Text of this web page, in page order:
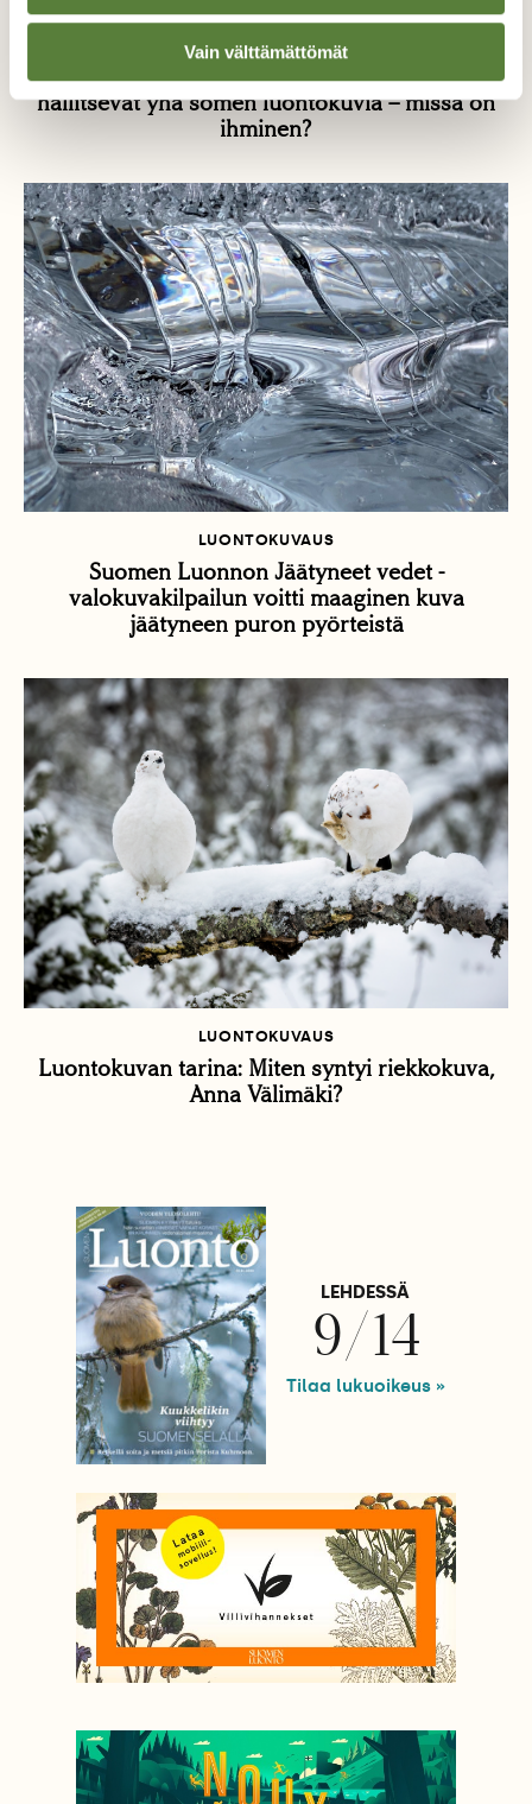
Vain välttämättömät
KOLUMNIT
Emmi Itärannan kolumni: Kultakauden ihanteet
hallitsevat yhä somen luontokuvia – missä on
ihminen?
LUONTOKUVAUS
Suomen Luonnon Jäätyneet vedet -
valokuvakilpailun voitti maaginen kuva
jäätyneen puron pyörteistä
LUONTOKUVAUS
Luontokuvan tarina: Miten syntyi riekkokuva,
Anna Välimäki?
LEHDESSÄ
9/14
Tilaa lukuoikeus »